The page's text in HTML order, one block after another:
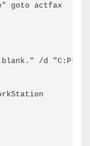
goto actfax
/d